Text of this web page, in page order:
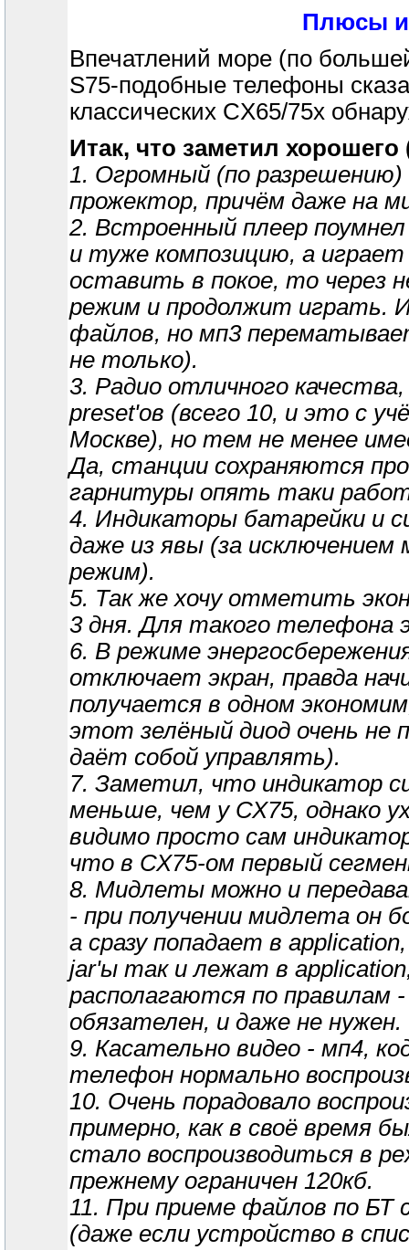
Плюсы и
Впечатлений море (по
S75-подобные телефоны
классических CХ65/75х
Итак, что заметил
1. Огромный (по разрешению)
прожектор, причём даже на
2. Встроенный плеер
и туже композицию, а играет
оставить в покое, то через
режим и продолжит играть.
файлов, но мп3
не только).
3. Радио отличного
preset'ов (всего 10, и это с
Москве), но тем не менее
Да, станции сохраняются
гарнитуры опять таки
4. Индикаторы батарейки и
даже из явы (за
режим).
5. Так же хочу отметить
3 дня. Для такого телефона
6. В режиме
отключает экран, правда
получается в одном
этот зелёный диод очень не
даёт собой управлять).
7. Заметил, что индикатор
меньше, чем у СХ75, однако
видимо просто сам
что в СХ75-ом первый
8. Мидлеты можно и
- при получении мидлета он
а сразу попадает в
jar'ы так и лежат в
располагаются по правилам
обязателен, и даже не нужен.
9. Касательно видео - мп4,
телефон нормально
10. Очень порадовало
примерно, как в своё время
стало воспроизводиться в
прежнему ограничен 120кб.
11. При приеме файлов по БТ
(даже если устройство в